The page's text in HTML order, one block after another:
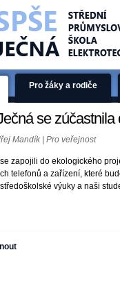
Pro žáky a rodiče
se zúčastnila
Mandík | Pro veřejnost
zapojili do ekologického
telefonů a zařízení, které
výuky a naši